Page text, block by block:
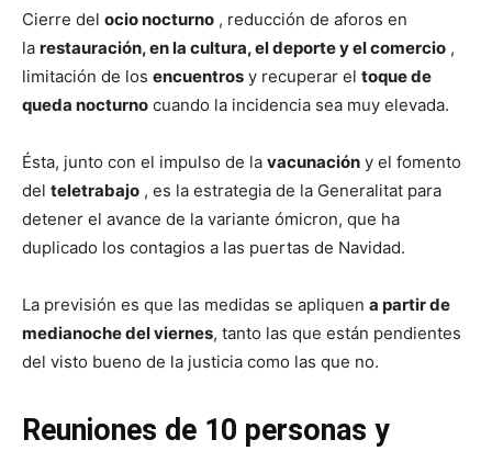
Cierre del ocio nocturno , reducción de aforos en
la restauración, en la cultura, el deporte y el comercio ,
limitación de los encuentros y recuperar el toque de
queda nocturno cuando la incidencia sea muy elevada.
Ésta, junto con el impulso de la vacunación y el fomento
del teletrabajo , es la estrategia de la Generalitat para
detener el avance de la variante ómicron, que ha
duplicado los contagios a las puertas de Navidad.
La previsión es que las medidas se apliquen a partir de
medianoche del viernes, tanto las que están pendientes
del visto bueno de la justicia como las que no.
Reuniones de 10 personas y